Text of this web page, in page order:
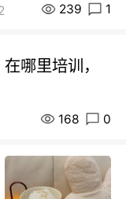
239 1
哪里培训，
168 0